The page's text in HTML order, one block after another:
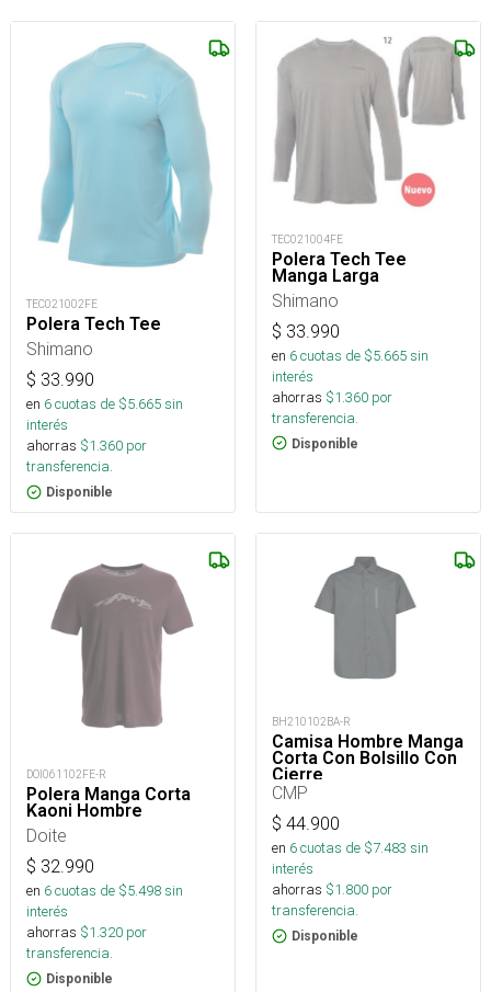
TEC021002FE
Polera Tech Tee
Shimano
$ 33.990
en 6cuotas de $5.665sin
interés
ahorras $1.360 por
transferencia.
Disponible
TEC021004FE
Polera Tech Tee
Manga Larga
Shimano
$ 33.990
en 6cuotas de $5.665sin
interés
ahorras $1.360 por
transferencia.
Disponible
DOI061102FE-R
Polera Manga Corta
Kaoni Hombre
Doite
$ 32.990
en 6cuotas de $5.498sin
interés
ahorras $1.320 por
transferencia.
Disponible
BH210102BA-R
Camisa Hombre Manga
Corta Con Bolsillo Con
Cierre
CMP
$ 44.900
en 6cuotas de $7.483 sin
interés
ahorras $1.800 por
transferencia.
Disponible